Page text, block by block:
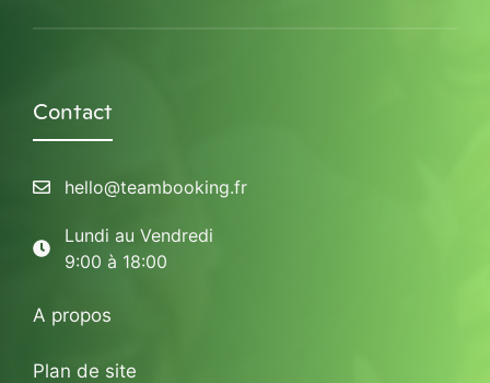
Contact
hello@teambooking.fr
Lundi au Vendredi
9:00 à 18:00
A propos
Plan de site